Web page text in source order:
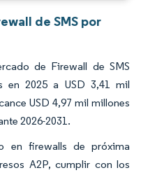
de SMS por
de Firewall de SMS
en 2025 a USD 3,41 mil
USD 4,97 mil millones
2026-2031.
en firewalls de próxima
A2P, cumplir con los